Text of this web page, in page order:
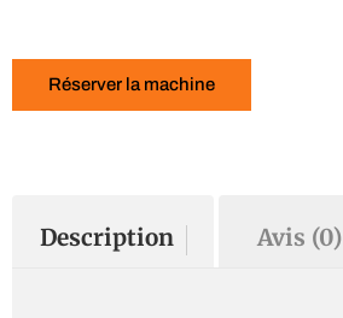
Réserver la machine
Description Avis (0)